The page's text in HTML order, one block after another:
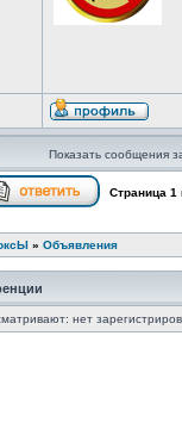
Показать сообщения
Страница 1
» Объявления
нет